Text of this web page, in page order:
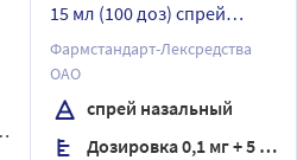
15 мл (100 доз) спрей
назальный дозированный
Фармстандарт-Лексредства
ОАО
спрей назальный
Дозировка 0,1 мг + 5 мг/доза